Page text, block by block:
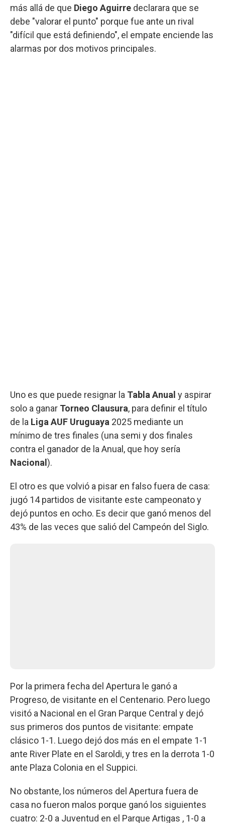
más allá de que Diego Aguirre declarara que se
debe "valorar el punto" porque fue ante un rival
"difícil que está definiendo", el empate enciende las
alarmas por dos motivos principales.
Uno es que puede resignar la Tabla Anual y aspirar
solo a ganar Torneo Clausura, para definir el título
de la Liga AUF Uruguaya 2025 mediante un
mínimo de tres finales (una semi y dos finales
contra el ganador de la Anual, que hoy sería
Nacional ).
El otro es que volvió a pisar en falso fuera de casa:
jugó 14 partidos de visitante este campeonato y
dejó puntos en ocho. Es decir que ganó menos del
43% de las veces que salió del Campeón del Siglo.
Por la primera fecha del Apertura le ganó a
Progreso, de visitante en el Centenario. Pero luego
visitó a Nacional en el Gran Parque Central y dejó
sus primeros dos puntos de visitante: empate
clásico 1-1. Luego dejó dos más en el empate 1-1
ante River Plate en el Saroldi, y tres en la derrota 1-0
ante Plaza Colonia en el Suppici.
No obstante, los números del Apertura fuera de
casa no fueron malos porque ganó los siguientes
cuatro: 2-0 a Juventud en el Parque Artigas , 1-0 a